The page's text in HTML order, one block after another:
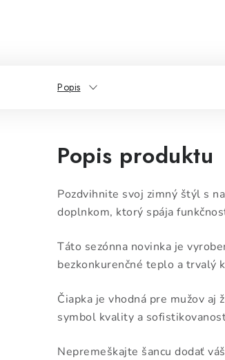
Popis
Popis produktu
Pozdvihnite svoj zimný štýl s
doplnkom, ktorý spája
Táto sezónna novinka je
bezkonkurenčné teplo a trvalý
Čiapka je vhodná pre mužov aj
symbol kvality a
Nepremeškajte šancu dodať